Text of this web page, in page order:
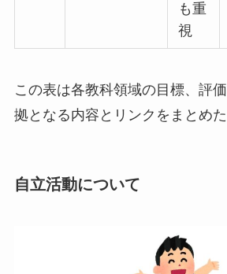
も重
視
この表は各教科領域の目標、評
拠となる内容とリンクをまとめた
自立活動について